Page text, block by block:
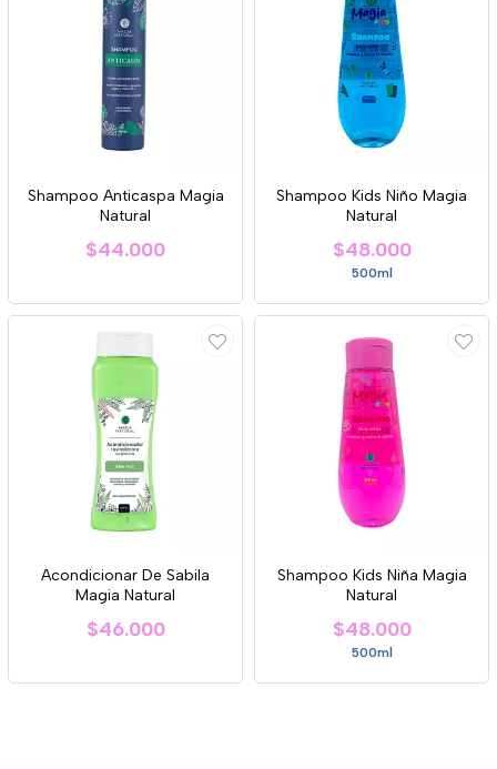
Shampoo Anticaspa Magia
Natural
$44.000
Shampoo Kids Niño Magia
Natural
$48.000
500ml
Acondicionar De Sabila
Magia Natural
$46.000
Shampoo Kids Niña Magia
Natural
$48.000
500ml